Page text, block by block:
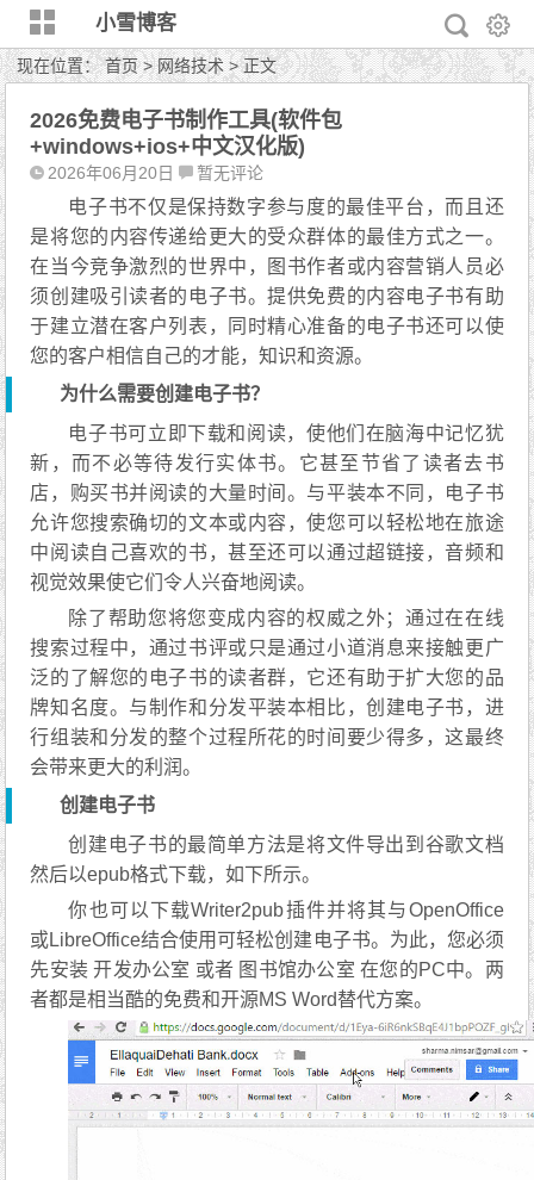
小雪博客
现在位置：首页>网络技术> 正文
2026免费电子书制作工具(软件包
+windows+ios+中文汉化版)
2026年06月20日 暂无评论
电子书不仅是保持数字参与度的最佳平台，而且还
是将您的内容传递给更大的受众群体的最佳方式之一。
在当今竞争激烈的世界中，图书作者或内容营销人员必
须创建吸引读者的电子书。提供免费的内容电子书有助
于建立潜在客户列表，同时精心准备的电子书还可以使
您的客户相信自己的才能，知识和资源。
为什么需要创建电子书？
电子书可立即下载和阅读，使他们在脑海中记忆犹
新，而不必等待发行实体书。它甚至节省了读者去书
店，购买书并阅读的大量时间。与平装本不同，电子书
允许您搜索确切的文本或内容，使您可以轻松地在旅途
中阅读自己喜欢的书，甚至还可以通过超链接，音频和
视觉效果使它们令人兴奋地阅读。
除了帮助您将您变成内容的权威之外；通过在在线
搜索过程中，通过书评或只是通过小道消息来接触更广
泛的了解您的电子书的读者群，它还有助于扩大您的品
牌知名度。与制作和分发平装本相比，创建电子书，进
行组装和分发的整个过程所花的时间要少得多，这最终
会带来更大的利润。
创建电子书
创建电子书的最简单方法是将文件导出到谷歌文档
然后以epub格式下载，如下所示。
你也可以下载Writer2pub插件并将其与OpenOffice
或LibreOffice结合使用可轻松创建电子书。为此，您必须
先安装 开发办公室 或者 图书馆办公室 在您的PC中。两
者都是相当酷的免费和开源MS Word替代方案。